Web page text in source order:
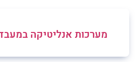
מערכות אנליטיקה